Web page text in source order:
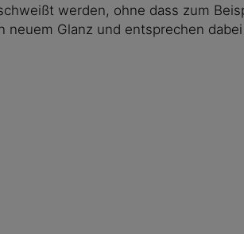
werden, ohne dass zum
Glanz und entsprechen